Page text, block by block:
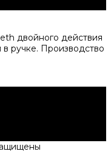
двойного действия
ручке. Производство